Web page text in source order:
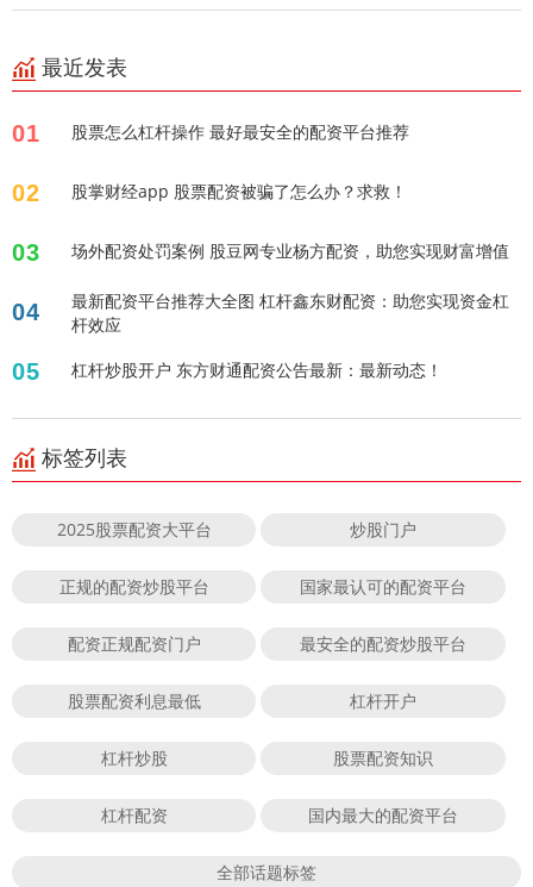
最近发表
01 股票怎么杠杆操作 最好最安全的配资平台推荐
02 股掌财经app 股票配资被骗了怎么办？求救！
03 场外配资处罚案例 股豆网专业杨方配资，助您实现财富增值
04
最新配资平台推荐大全图 杠杆鑫东财配资：助您实现资金杠
杆效应
05 杠杆炒股开户 东方财通配资公告最新：最新动态！
标签列表
2025股票配资大平台 炒股门户
正规的配资炒股平台 国家最认可的配资平台
配资正规配资门户 最安全的配资炒股平台
股票配资利息最低 杠杆开户
杠杆炒股 股票配资知识
杠杆配资 国内最大的配资平台
全部话题标签